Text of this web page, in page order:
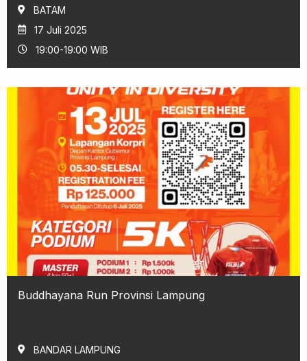
BATAM
17 Juli 2025
19:00-19:00 WIB
Buddhayana Run Provinsi Lampung
BANDAR LAMPUNG